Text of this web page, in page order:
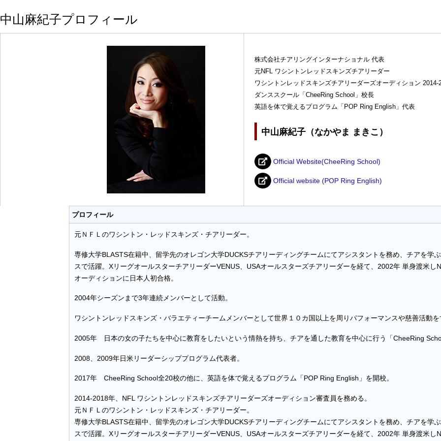
中山麻紀子プロフィール
株式会社チアリングインターナショナル 代表
元NFL ワシントンレッドスキンズチアリーダー
ワシントンレッドスキンズチアリーダーズオーディション 2014-
ダンススクール「CheeRing School」校長
英語を体で覚えるプログラム「POP Ring English」代表
中山麻紀子（なかやま まきこ）
Official Website(CheeRing School)
Official website (POP Ring English)
プロフィール
元ＮＦＬのワシントン・レッドスキンズ・チアリーダー。
専修大学BLASTS在籍中、留学先のオレゴン大学DUCKSチアリーディングチームにてアシスタントを務め、チアを学
スで活躍。XリーグオールスターチアリーダーVENUS、USAオールスターズチアリーダーを経て、2002年 単身渡米
オーディションに日本人初合格。
2004年シーズンまで3年連続メンバーとして活動。
ワシントンレッドスキンズ・バラエティーチームメンバーとして世界１０カ国以上を周りパフォーマンスや慈善活動を
2005年 日本の女の子たちを中心に教育をしたいという情熱を持ち、チアを通した教育を中心に行う「CheeRing
2008、2009年日米リーダーシッププログラム代表者。
2017年 CheeRing School全20校の他に、英語を体で覚えるプログラム「POP Ring English」を開校。
2014-2018年、NFL ワシントンレッドスキンズチアリーダーズオーディション審査員を務める。
元ＮＦＬのワシントン・レッドスキンズ・チアリーダー。
専修大学BLASTS在籍中、留学先のオレゴン大学DUCKSチアリーディングチームにてアシスタントを務め、チアを学
スで活躍。XリーグオールスターチアリーダーVENUS、USAオールスターズチアリーダーを経て、2002年 単身渡米